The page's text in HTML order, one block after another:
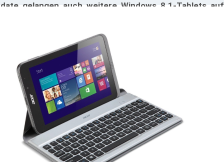
gelangen auch weitere Windows 8.1-Tablets auf
auch Acer ein entsprechendes Device. Das Acer
Tab W4, so der Name des Produktes, tritt die
des W3 an; mit einem besseren Display sowie
stärkeren Intel Atom "Bay Trail"-Prozessor.